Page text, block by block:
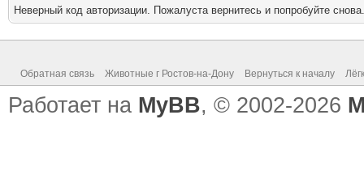
Неверный код авторизации. Пожалуста вернитесь и попробуйте снова.
Обратная связь Животные г Ростов-на-Дону Вернуться к началу
Работает на MyBB, © 2002-2026